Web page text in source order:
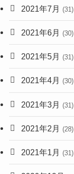
2021年7月 (31)
2021年6月 (30)
2021年5月 (31)
2021年4月 (30)
2021年3月 (31)
2021年2月 (28)
2021年1月 (31)